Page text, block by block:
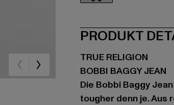
PRODUKT
TRUE RELIGION
BOBBI BAGGY JEAN
Die Bobbi Baggy
tougher denn je. Aus